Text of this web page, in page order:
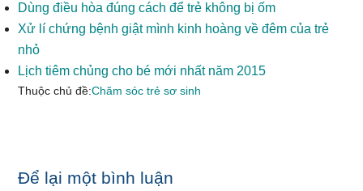
Dùng điều hòa đúng cách để trẻ không bị ốm
Xử lí chứng bệnh giật mình kinh hoàng về đêm của trẻ
nhỏ
Lịch tiêm chủng cho bé mới nhất năm 2015
Thuộc chủ đề:Chăm sóc trẻ sơ sinh
Reader
Để lại một bình luận